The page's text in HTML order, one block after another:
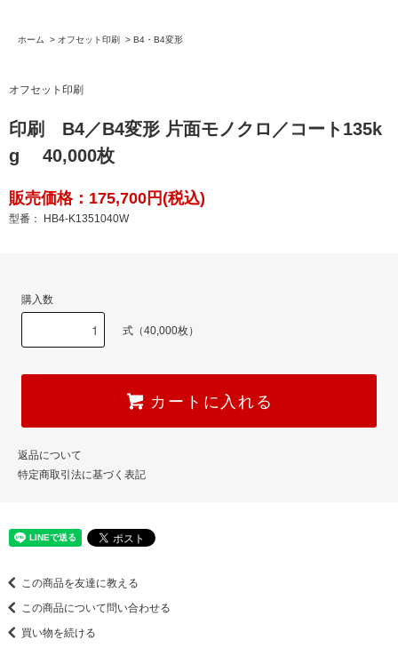
ホーム > オフセット印刷 > B4・B4変形
オフセット印刷
印刷 B4／B4変形 片面モノクロ／コート135k
g 40,000枚
販売価格：175,700円(税込)
型番： HB4-K1351040W
購入数
式（40,000枚）
カートに入れる
返品について
特定商取引法に基づく表記
この商品を友達に教える
この商品について問い合わせる
買い物を続ける